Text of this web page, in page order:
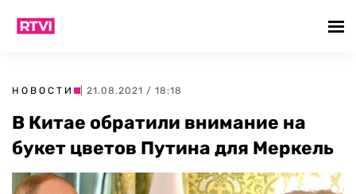
НОВОСТИ | 21.08.2021 / 18:18
В Китае обратили внимание на
букет цветов Путина для Меркель